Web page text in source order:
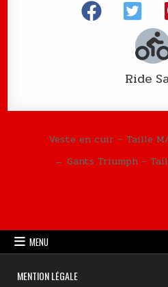
Ride
Navigation de
Veste en cuir – Taille
← Gants Triumph –
MENU
MENTION LÉGALE